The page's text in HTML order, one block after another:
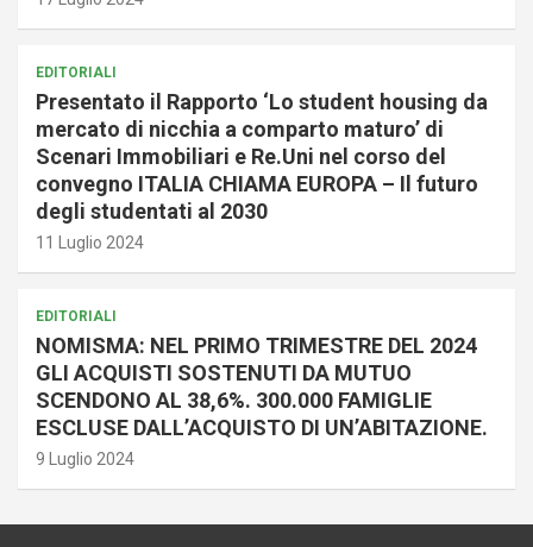
EDITORIALI
Presentato il Rapporto ‘Lo student housing da
mercato di nicchia a comparto maturo’ di
Scenari Immobiliari e Re.Uni nel corso del
convegno ITALIA CHIAMA EUROPA – Il futuro
degli studentati al 2030
11 Luglio 2024
EDITORIALI
NOMISMA: NEL PRIMO TRIMESTRE DEL 2024
GLI ACQUISTI SOSTENUTI DA MUTUO
SCENDONO AL 38,6%. 300.000 FAMIGLIE
ESCLUSE DALL’ACQUISTO DI UN’ABITAZIONE.
9 Luglio 2024